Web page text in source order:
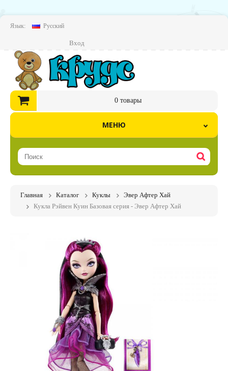
Язык: Русский
Вход
0товары
МЕНЮ
Главная Каталог Куклы
Эвер Афтер Хай
Кукла Рэйвен Куин Базовая серия - Эвер Афтер Хай